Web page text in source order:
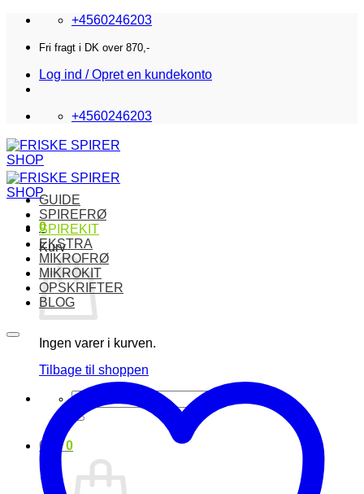
Fortsæt
indhold
+4560246203
Fri fragt i DK over 870,-
Log ind / Opret en kundekonto
+4560246203
0
Kurv
Ingen varer i kurven.
Tilbage til shoppen
Søg
efter:
0 kr. 0
GUIDE
SPIREFRØ
SPIREKIT
EKSTRA
MIKROFRØ
MIKROKIT
OPSKRIFTER
BLOG